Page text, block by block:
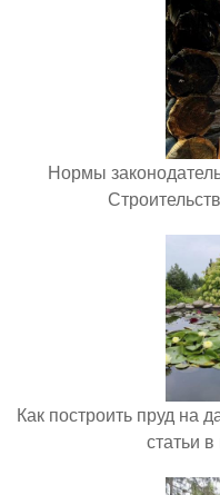
Нормы
Как построить пруд на
статьи